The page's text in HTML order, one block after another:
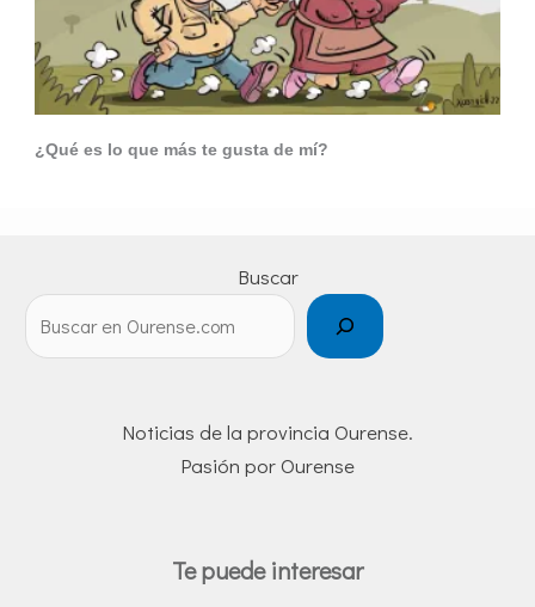
¿Qué es lo que más te gusta de mí?
Buscar
Noticias de la provincia Ourense.
Pasión por Ourense
Te puede interesar